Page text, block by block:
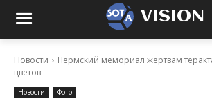
VISION
Новости
Пермский мемориал жертвам
цветов
Новости Фото